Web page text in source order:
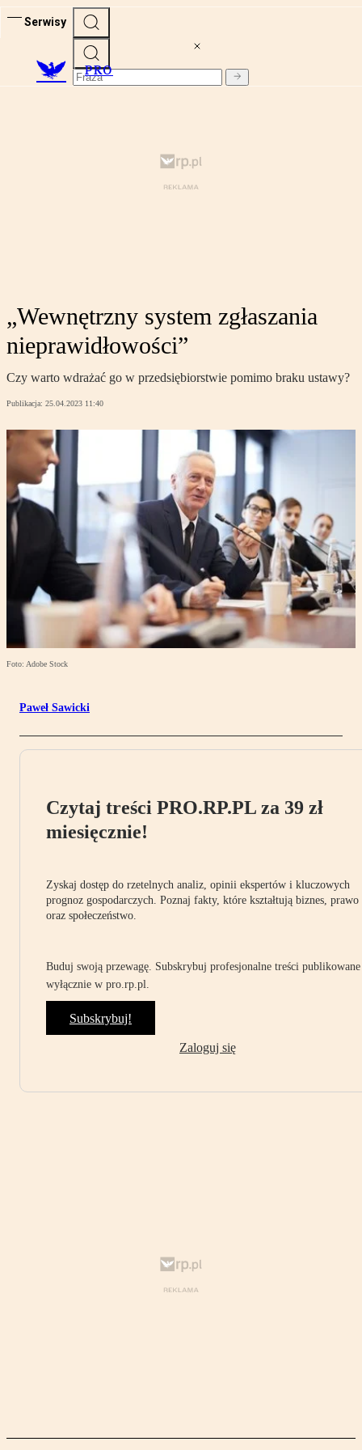
Serwisy
PRO
„Wewnętrzny system zgłaszania
nieprawidłowości”
Czy warto wdrażać go w przedsiębiorstwie pomimo braku ustawy?
Publikacja: 25.04.2023 11:40
Foto: Adobe Stock
Paweł Sawicki
Czytaj treści PRO.RP.PL za 39 zł
miesięcznie!
Zyskaj dostęp do rzetelnych analiz, opinii ekspertów i kluczowych
prognoz gospodarczych. Poznaj fakty, które kształtują biznes, prawo
oraz społeczeństwo.
Buduj swoją przewagę. Subskrybuj profesjonalne treści publikowane
wyłącznie w pro.rp.pl.
Subskrybuj!
Zaloguj się